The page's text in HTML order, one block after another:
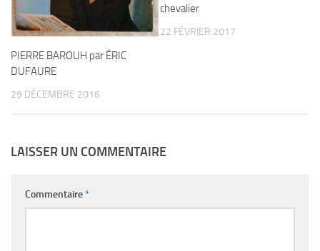
PIERRE BAROUH par ÉRIC
DUFAURE
29 DÉCEMBRE 2016
chevalier
22 FÉVRIER 2017
LAISSER UN COMMENTAIRE
Commentaire*